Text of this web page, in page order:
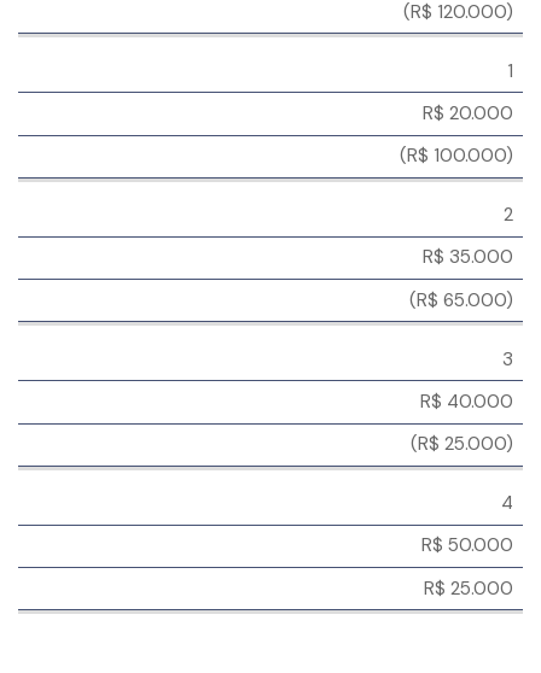
(R$ 120.000)
1
R$ 20.000
(R$ 100.000)
2
R$ 35.000
(R$ 65.000)
3
R$ 40.000
(R$ 25.000)
4
R$ 50.000
R$ 25.000